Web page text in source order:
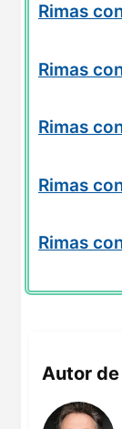
Rimas
Rimas
Rimas
Rimas
Rimas
Autor